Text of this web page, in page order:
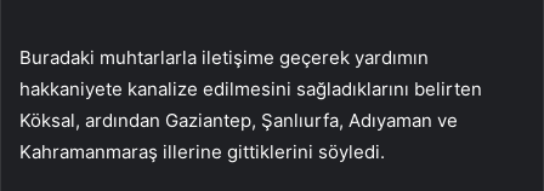
Buradaki muhtarlarla iletişime geçerek yardımın
hakkaniyete kanalize edilmesini sağladıklarını belirten
Köksal, ardından Gaziantep, Şanlıurfa, Adıyaman ve
Kahramanmaraş illerine gittiklerini söyledi.